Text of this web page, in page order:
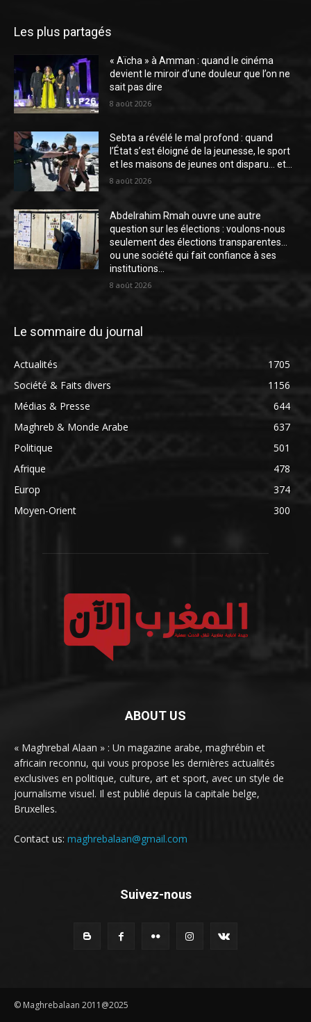
Les plus partagés
« Aïcha » à Amman : quand le cinéma
devient le miroir d’une douleur que l’on ne
sait pas dire
8 août 2026
Sebta a révélé le mal profond : quand
l’État s’est éloigné de la jeunesse, le sport
et les maisons de jeunes ont disparu… et...
8 août 2026
Abdelrahim Rmah ouvre une autre
question sur les élections : voulons-nous
seulement des élections transparentes…
ou une société qui fait confiance à ses
institutions...
8 août 2026
Le sommaire du journal
Actualités
1705
Société & Faits divers
1156
Médias & Presse
644
Maghreb & Monde Arabe
637
Politique
501
Afrique
478
Europ
374
Moyen-Orient
300
ABOUT US
« Maghrebal Alaan » : Un magazine arabe, maghrébin et
africain reconnu, qui vous propose les dernières actualités
exclusives en politique, culture, art et sport, avec un style de
journalisme visuel. Il est publié depuis la capitale belge,
Bruxelles.
Contact us: maghrebalaan@gmail.com
Suivez-nous
© Maghrebalaan 2011@2025